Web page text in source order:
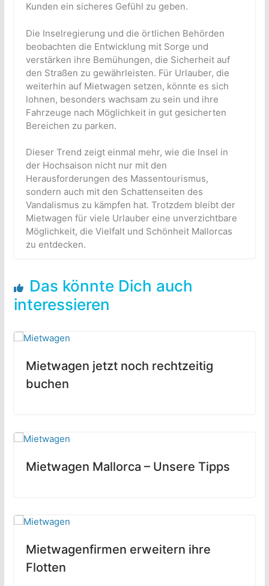
Kunden ein sicheres Gefühl zu geben.
Die Inselregierung und die örtlichen Behörden
beobachten die Entwicklung mit Sorge und
verstärken ihre Bemühungen, die Sicherheit auf
den Straßen zu gewährleisten. Für Urlauber, die
weiterhin auf Mietwagen setzen, könnte es sich
lohnen, besonders wachsam zu sein und ihre
Fahrzeuge nach Möglichkeit in gut gesicherten
Bereichen zu parken.
Dieser Trend zeigt einmal mehr, wie die Insel in
der Hochsaison nicht nur mit den
Herausforderungen des Massentourismus,
sondern auch mit den Schattenseiten des
Vandalismus zu kämpfen hat. Trotzdem bleibt der
Mietwagen für viele Urlauber eine unverzichtbare
Möglichkeit, die Vielfalt und Schönheit Mallorcas
zu entdecken.
Das könnte Dich auch
interessieren
Mietwagen jetzt noch rechtzeitig
buchen
Mietwagen Mallorca – Unsere Tipps
Mietwagenfirmen erweitern ihre
Flotten